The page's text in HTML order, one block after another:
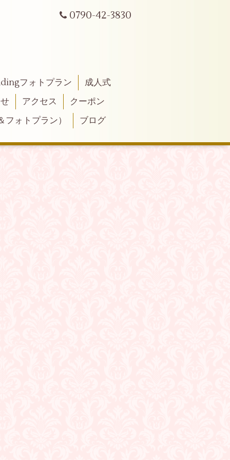
0790-42-3830
フォトプラン
成人式
アクセス
クーポン
ォトプラン）
ブログ